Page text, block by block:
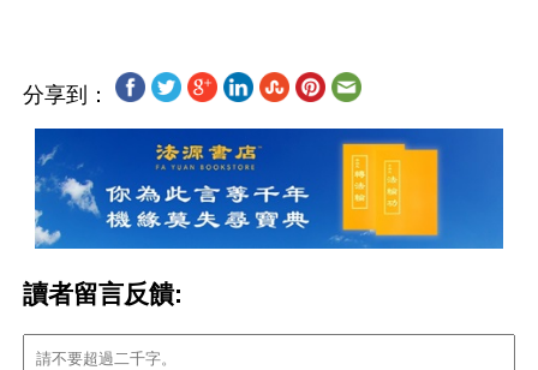
分享到：
讀者留言反饋: